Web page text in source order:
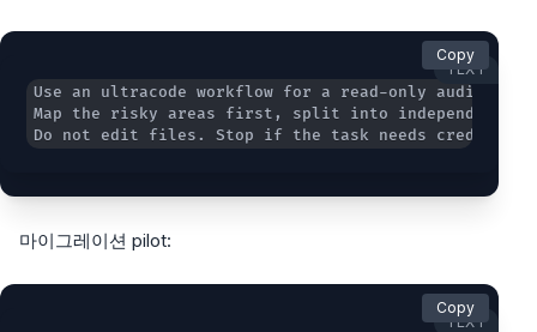
TEXT
Do not edit files. Stop if the task needs
Copy
마이그레이션 pilot:
TEXT
Copy